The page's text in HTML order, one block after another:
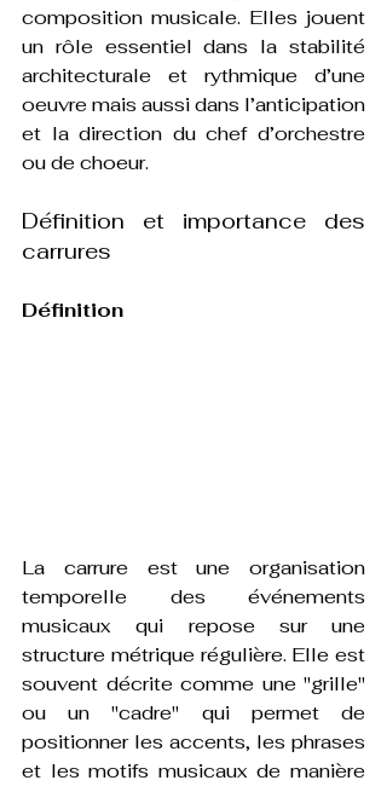
composition musicale. Elles jouent
un rôle essentiel dans la stabilité
architecturale et rythmique d’une
oeuvre mais aussi dans l’anticipation
et la direction du chef d’orchestre
ou de choeur.
Définition et importance des
carrures
Définition
La carrure est une organisation
temporelle des événements
musicaux qui repose sur une
structure métrique régulière. Elle est
souvent décrite comme une "grille"
ou un "cadre" qui permet de
positionner les accents, les phrases
et les motifs musicaux de manière